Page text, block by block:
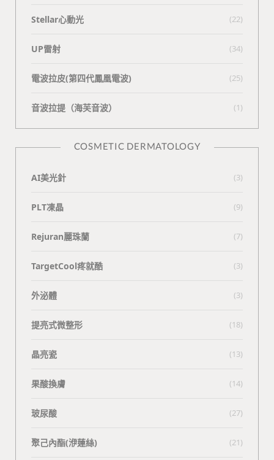
Stellar心動光 (22)
UP雷射 (34)
電波拉皮(第四代鳳凰電波) (25)
⾳波拉提（海芙⾳波） (1)
COSMETIC DERMATOLOGY
AI美光針 (3)
PLT凍晶 (9)
Rejuran麗珠蘭 (7)
TargetCool疼就酷 (3)
外泌體 (3)
提亮式微整形 (18)
晶亮瓷 (13)
果酸換膚 (14)
玻尿酸 (27)
聚己內酯(洢蓮絲) (21)